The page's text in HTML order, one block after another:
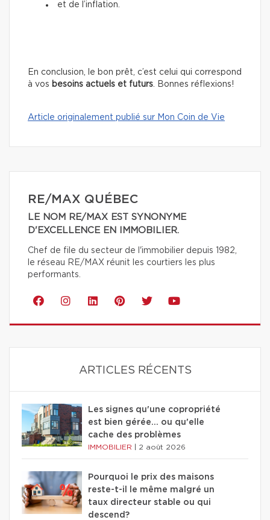
et de l’inflation.
En conclusion, le bon prêt, c’est celui qui correspond
à vos besoins actuels et futurs. Bonnes réflexions!
Article originalement publié sur Mon Coin de Vie
RE/MAX QUÉBEC
LE NOM RE/MAX EST SYNONYME
D'EXCELLENCE EN IMMOBILIER.
Chef de file du secteur de l'immobilier depuis 1982,
le réseau RE/MAX réunit les courtiers les plus
performants.
ARTICLES RÉCENTS
Les signes qu'une copropriété
est bien gérée… ou qu'elle
cache des problèmes
IMMOBILIER 2 août 2026
Pourquoi le prix des maisons
reste-t-il le même malgré un
taux directeur stable ou qui
descend?